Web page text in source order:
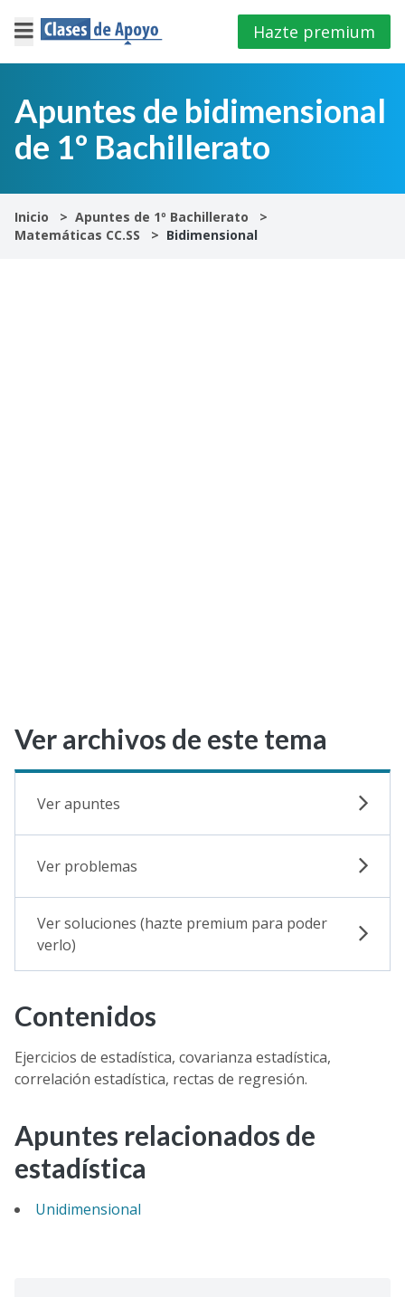
×
Iniciar
sesión
4º
E.S.O
Hazte premium
Apuntes de bidimensional
de 1º Bachillerato
Inicio
Apuntes de 1º Bachillerato
Matemáticas CC.SS
Bidimensional
Ver archivos de este tema
Ver apuntes
Ver problemas
Ver soluciones (hazte premium para poder
verlo)
Contenidos
Ejercicios de estadística, covarianza estadística,
correlación estadística, rectas de regresión.
Apuntes relacionados de
estadística
Unidimensional